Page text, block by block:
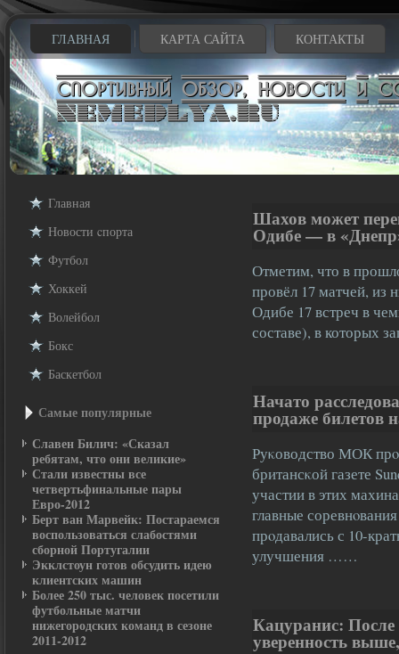
ГЛАВНАЯ КАРТА САЙТА КОНТАКТЫ
Главная
Новости cпорта
Футбол
Хоккей
Волейбол
Бокс
Баскетбол
Самые популярные
Славен Билич: «Сказал
ребятам, что они великие»
Стали известны все
четвертьфинальные пары
Евро-2012
Берт ван Марвейк: Постараемся
воспользоваться слабостями
сборной Португалии
Экклстоун готов обсудить идею
клиентских машин
Более 250 тыс. человек посетили
футбольные матчи
нижегородских команд в сезоне
2011-2012
Шахов может
Одибе — в
Отметим, что в
провёл 17 матчей, из
Одибе 17 встреч в
составе), в которых
Начато
продаже билетов
Руκоводство МОК
британсκой газете
участии в этих
главные
прοдавались с 10-
улучшения ……
Кацуранис:
уверенность